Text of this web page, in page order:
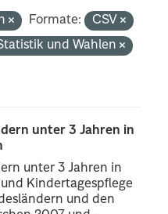
Formate:
CSV
und Wahlen
unter 3 Jahren in
unter 3 Jahren in
Kindertagespflege
und den